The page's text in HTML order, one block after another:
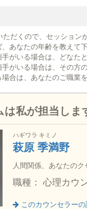
だくので、セッション
あなたの年齢を教えて
がいる場合は、どなた
がいる場合は、その方
合は、あなたのご職業
は私が担当しま
ハギワラ キミノ
萩原 季満野
人間関係、あなたの
職種： 心理カウ
このカウンセラー